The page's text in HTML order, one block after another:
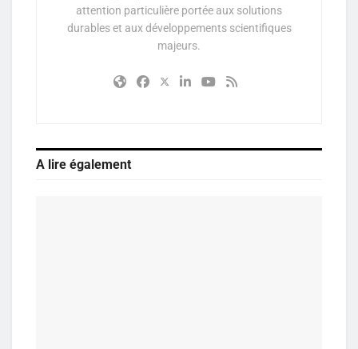
attention particulière portée aux solutions
durables et aux développements scientifiques
majeurs.
A lire également